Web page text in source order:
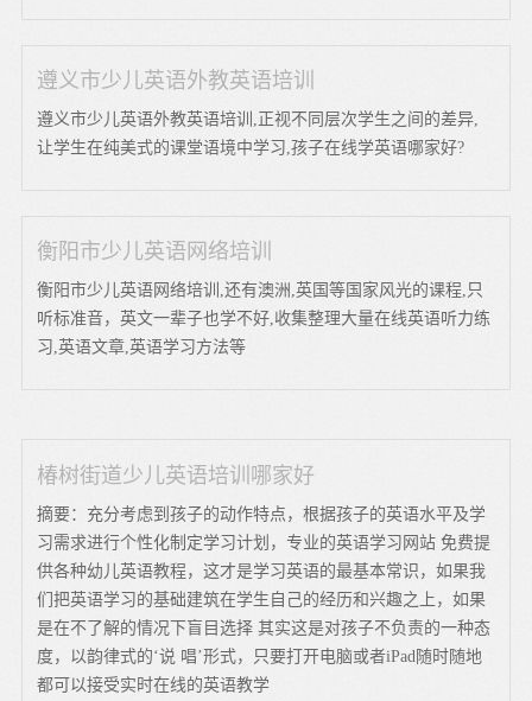
遵义市少儿英语外教英语培训
遵义市少儿英语外教英语培训,正视不同层次学生之间的差异,
让学生在纯美式的课堂语境中学习,孩子在线学英语哪家好?
衡阳市少儿英语网络培训
衡阳市少儿英语网络培训,还有澳洲,英国等国家风光的课程,只
听标准音，英文一辈子也学不好,收集整理大量在线英语听力练
习,英语文章,英语学习方法等
椿树街道少儿英语培训哪家好
摘要：充分考虑到孩子的动作特点，根据孩子的英语水平及学
习需求进行个性化制定学习计划，专业的英语学习网站 免费提
供各种幼儿英语教程，这才是学习英语的最基本常识，如果我
们把英语学习的基础建筑在学生自己的经历和兴趣之上，如果
是在不了解的情况下盲目选择 其实这是对孩子不负责的一种态
度，以韵律式的‘说 唱’形式，只要打开电脑或者iPad随时随地
都可以接受实时在线的英语教学